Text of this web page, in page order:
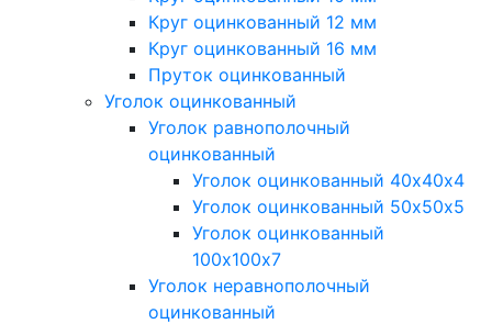
Круг оцинкованный 12 мм
Круг оцинкованный 16 мм
Пруток оцинкованный
Уголок оцинкованный
Уголок равнополочный
оцинкованный
Уголок оцинкованный 40х40х4
Уголок оцинкованный 50х50х5
Уголок оцинкованный
100х100х7
Уголок неравнополочный
оцинкованный